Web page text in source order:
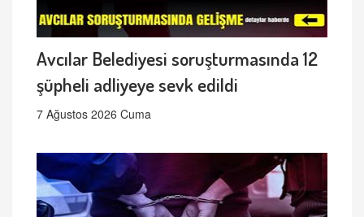
Avcılar Belediyesi soruşturmasında 12
şüpheli adliyeye sevk edildi
7 Ağustos 2026 Cuma